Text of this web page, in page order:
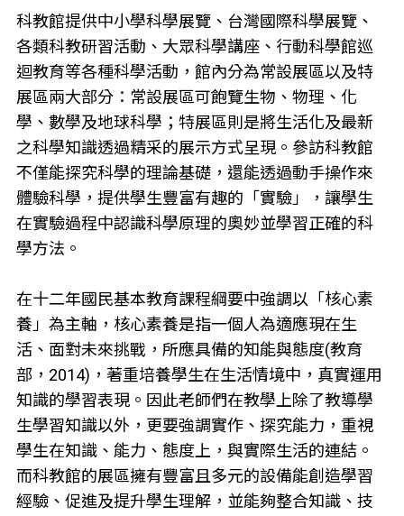
科教館提供中小學科學展覽、台灣國際科學展覽、
各類科教研習活動、大眾科學講座、行動科學館巡
迴教育等各種科學活動，館內分為常設展區以及特
展區兩大部分：常設展區可飽覽生物、物理、化
學、數學及地球科學；特展區則是將生活化及最新
之科學知識透過精采的展示方式呈現。參訪科教館
不僅能探究科學的理論基礎，還能透過動手操作來
體驗科學，提供學生豐富有趣的「實驗」，讓學生
在實驗過程中認識科學原理的奧妙並學習正確的科
學方法。
在十二年國民基本教育課程綱要中強調以「核心素
養」為主軸，核心素養是指一個人為適應現在生
活、面對未來挑戰，所應具備的知能與態度(教育
部，2014)，著重培養學生在生活情境中，真實運用
知識的學習表現。因此老師們在教學上除了教導學
生學習知識以外，更要強調實作、探究能力，重視
學生在知識、能力、態度上，與實際生活的連結。
而科教館的展區擁有豐富且多元的設備能創造學習
經驗、促進及提升學生理解，並能夠整合知識、技